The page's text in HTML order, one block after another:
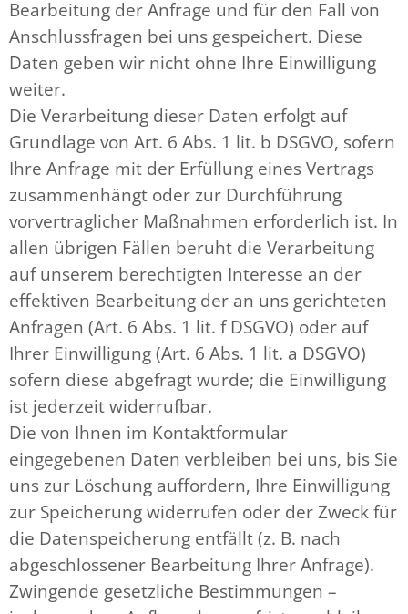
Bearbeitung der Anfrage und für den Fall von
Anschlussfragen bei uns gespeichert. Diese
Daten geben wir nicht ohne Ihre Einwilligung
weiter.
Die Verarbeitung dieser Daten erfolgt auf
Grundlage von Art. 6 Abs. 1 lit. b DSGVO, sofern
Ihre Anfrage mit der Erfüllung eines Vertrags
zusammenhängt oder zur Durchführung
vorvertraglicher Maßnahmen erforderlich ist. In
allen übrigen Fällen beruht die Verarbeitung
auf unserem berechtigten Interesse an der
effektiven Bearbeitung der an uns gerichteten
Anfragen (Art. 6 Abs. 1 lit. f DSGVO) oder auf
Ihrer Einwilligung (Art. 6 Abs. 1 lit. a DSGVO)
sofern diese abgefragt wurde; die Einwilligung
ist jederzeit widerrufbar.
Die von Ihnen im Kontaktformular
eingegebenen Daten verbleiben bei uns, bis Sie
uns zur Löschung auffordern, Ihre Einwilligung
zur Speicherung widerrufen oder der Zweck für
die Datenspeicherung entfällt (z. B. nach
abgeschlossener Bearbeitung Ihrer Anfrage).
Zwingende gesetzliche Bestimmungen –